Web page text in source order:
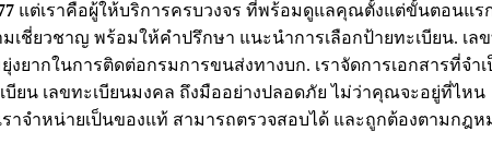
แต่เราคือผู้ให้บริการครบวงจร ที่พร้อมดูแลคุณตั้งแต่ขั้นตอนแร
เชี่ยวชาญ พร้อมให้คำปรึกษา แนะนำการเลือกป้ายทะเบียน.
ยากในการติดต่อกรมการขนส่งทางบก. เราจัดการเอกสารที่จ
บียน เลขทะเบียนมงคล ถึงมืออย่างปลอดภัย ไม่ว่าคุณจะอยู่ที่ไหน
าจำหน่ายเป็นของแท้ สามารถตรวจสอบได้ และถูกต้องตามกฎห